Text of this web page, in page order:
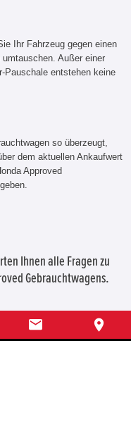
Ihr Fahrzeug gegen einen
Außer einer
Pauschale entstehen keine
so überzeugt,
dem aktuellen Ankaufwert
Approved
Ihnen alle Fragen zu
Gebrauchtwagens.